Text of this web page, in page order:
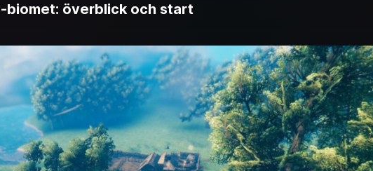
biomet: överblick och start